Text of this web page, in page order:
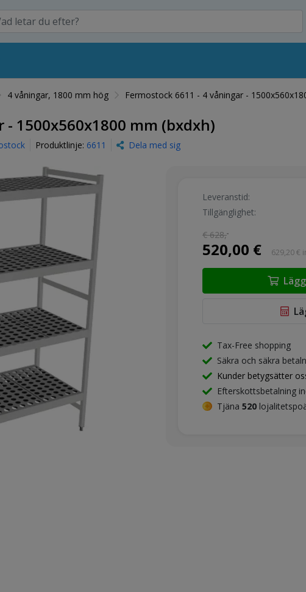
4 våningar, 1800 mm hög Fermostock 6611 - 4 våningar -
1500x560x1800 mm (bxdxh)
Produktlinje: 6611 Dela med sig
Leveranstid:
Tillgänglighet:
€ 628,-
520,00 € 629,20 €
Tax-Free shopping
Säkra och säkra
Kunder betygsätter
Efterskottsbetalning
Tjäna 520